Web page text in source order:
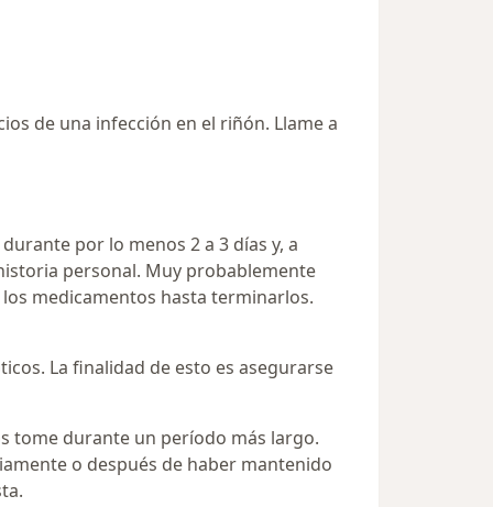
de una infección en el riñón. Llame a
por lo menos 2 a 3 días y, a
personal. Muy probablemente
medicamentos hasta terminarlos.
La finalidad de esto es asegurarse
tome durante un período más largo.
o después de haber mantenido